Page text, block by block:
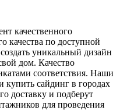
качественного
качества по доступной
уникальный дизайн
дом. Качество
соответствия. Наши
сайдинг в городах
доставку и подберут
для проведения